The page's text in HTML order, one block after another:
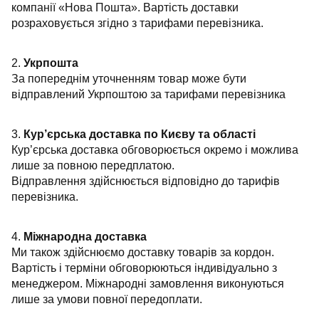
компанії «Нова Пошта». Вартість доставки
розраховується згідно з тарифами перевізника.
2. Укрпошта
За попереднім уточненням товар може бути
відправлений Укрпоштою за тарифами перевізника
3. Кур’єрська доставка по Києву та області
Кур’єрська доставка обговорюється окремо і можлива
лише за повною передплатою.
Відправлення здійснюється відповідно до тарифів
перевізника.
4. Міжнародна доставка
Ми також здійснюємо доставку товарів за кордон.
Вартість і терміни обговорюються індивідуально з
менеджером. Міжнародні замовлення виконуються
лише за умови повної передоплати.